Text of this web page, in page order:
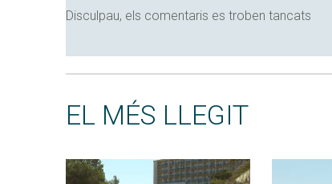
Disculpau, els comentaris es troben tancats
EL MÉS LLEGIT